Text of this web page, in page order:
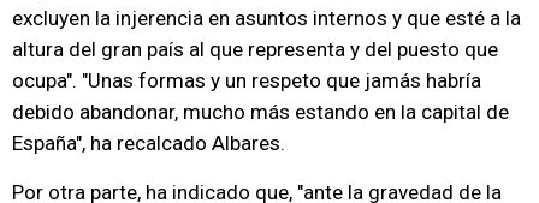
excluyen la injerencia en asuntos internos y que esté a la
altura del gran país al que representa y del puesto que
ocupa". "Unas formas y un respeto que jamás habría
debido abandonar, mucho más estando en la capital de
España", ha recalcado Albares.
Por otra parte, ha indicado que, "ante la gravedad de la